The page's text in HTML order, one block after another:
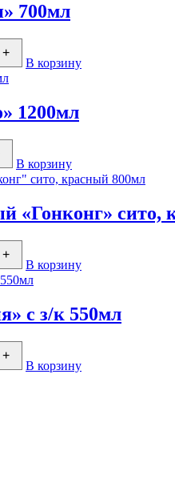
700мл
+
В корзину
1200мл
В корзину
«Гонконг» сито,
+
В корзину
с з/к 550мл
+
В корзину